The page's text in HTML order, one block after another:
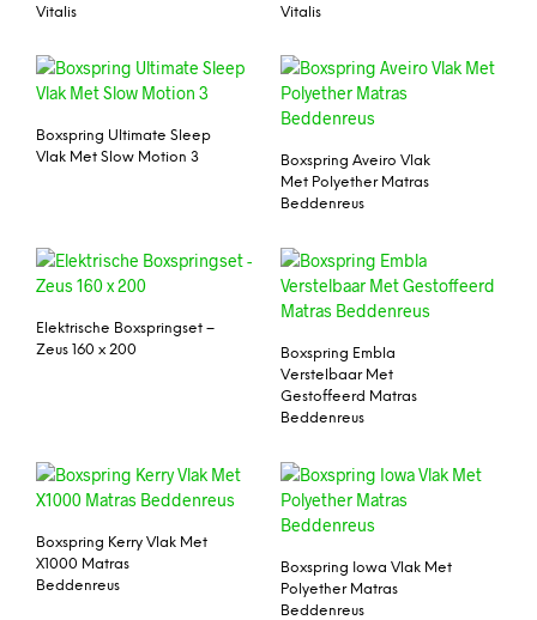
Vitalis
Vitalis
Boxspring Ultimate Sleep
Vlak Met Slow Motion 3
Boxspring Aveiro Vlak
Met Polyether Matras
Beddenreus
Elektrische Boxspringset –
Zeus 160 x 200
Boxspring Embla
Verstelbaar Met
Gestoffeerd Matras
Beddenreus
Boxspring Kerry Vlak Met
X1000 Matras
Beddenreus
Boxspring Iowa Vlak Met
Polyether Matras
Beddenreus